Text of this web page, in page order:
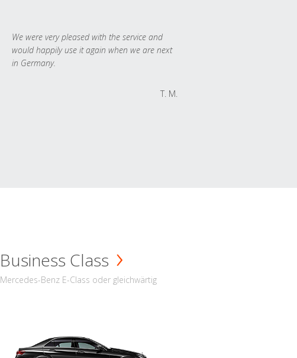
We were very pleased with the service and
would happily use it again when we are next
in Germany.
T. M.
Business Class
Mercedes-Benz E-Class oder gleichwärtig